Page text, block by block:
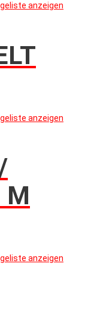
anzeigen
anzeigen
M
anzeigen